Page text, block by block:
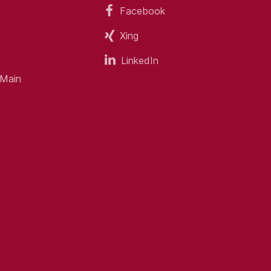
und bei Veranstaltungen
Facebook
Xing
LinkedIn